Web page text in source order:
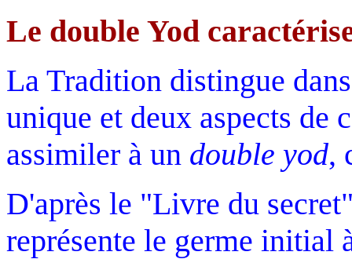
Le double Yod
La Tradition distingue
unique et deux aspects de
assimiler à un double yod,
D'après le "Livre du
représente le germe initial